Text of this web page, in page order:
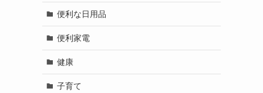
便利な日用品
便利家電
健康
子育て